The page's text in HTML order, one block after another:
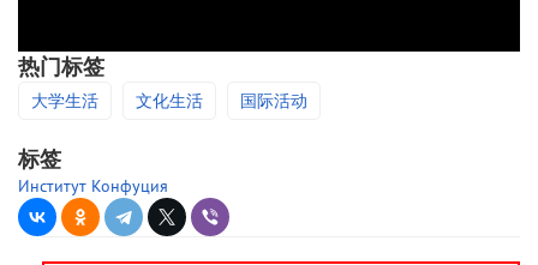
热门标签
大学生活 文化生活 国际活动
标签
Институт Конфуция